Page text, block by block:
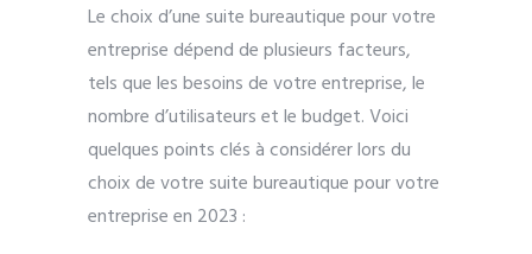
Le choix d’une suite bureautique pour votre
entreprise dépend de plusieurs facteurs,
tels que les besoins de votre entreprise, le
nombre d’utilisateurs et le budget. Voici
quelques points clés à considérer lors du
choix de votre suite bureautique pour votre
entreprise en 2023 :